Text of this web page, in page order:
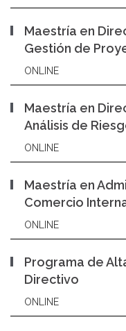
Maestría en
Gestión de
ONLINE
Maestría en
Análisis de
ONLINE
Maestría en
Comercio
ONLINE
Programa de
Directivo
ONLINE